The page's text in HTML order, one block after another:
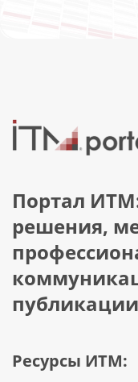
Портал
решения,
Ресурсы ИТМ: